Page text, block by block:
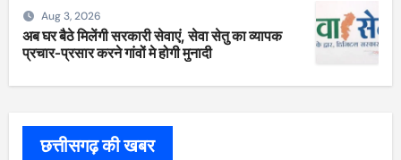
Aug 3, 2026
अब घर बैठे मिलेंगी सरकारी सेवाएं, सेवा सेतु का व्यापक
प्रचार-प्रसार करने गांवों मे होगी मुनादी
छत्तीसगढ़ की खबर